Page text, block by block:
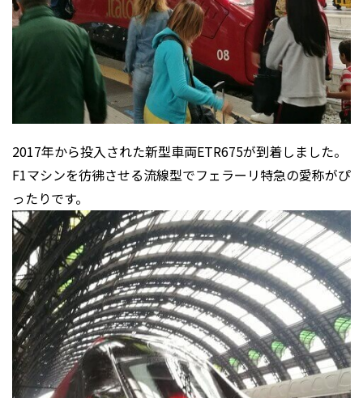
2017年から投入された新型車両ETR675が到着しました。
F1マシンを彷彿させる流線型でフェラーリ特急の愛称がぴ
ったりです。